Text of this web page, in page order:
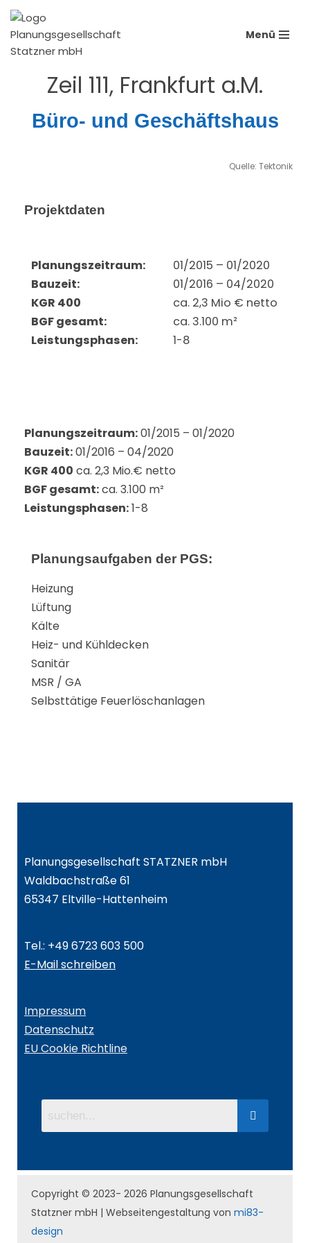
Zum
Inhalt
springen
Menü
Zeil 111, Frankfurt a.M.
Büro- und Geschäftshaus
Quelle: Tektonik
Projektdaten
Planungszeitraum:
Bauzeit:
KGR 400
BGF gesamt:
Leistungsphasen:
01/2015 – 01/2020
01/2016 – 04/2020
ca. 2,3 Mio € netto
ca. 3.100 m²
1-8
Planungszeitraum:01/2015 – 01/2020
Bauzeit:01/2016 – 04/2020
KGR 400 ca. 2,3 Mio.€ netto
BGF gesamt:ca. 3.100 m²
Leistungsphasen:1-8
Planungsaufgaben der PGS:
Heizung
Lüftung
Kälte
Heiz- und Kühldecken
Sanitär
MSR / GA
Selbsttätige Feuerlöschanlagen
Planungsgesellschaft STATZNER mbH
Waldbachstraße 61
65347 Eltville-Hattenheim
Tel.: +49 6723 603 500
E-Mail schreiben
Impressum
Datenschutz
EU Cookie Richtline
Copyright © 2023- 2026 Planungsgesellschaft
Statzner mbH | Webseitengestaltung von mi83-
design